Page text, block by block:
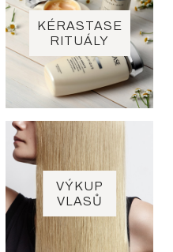
KÉRASTASE
RITUÁLY
VÝKUP
VLASŮ